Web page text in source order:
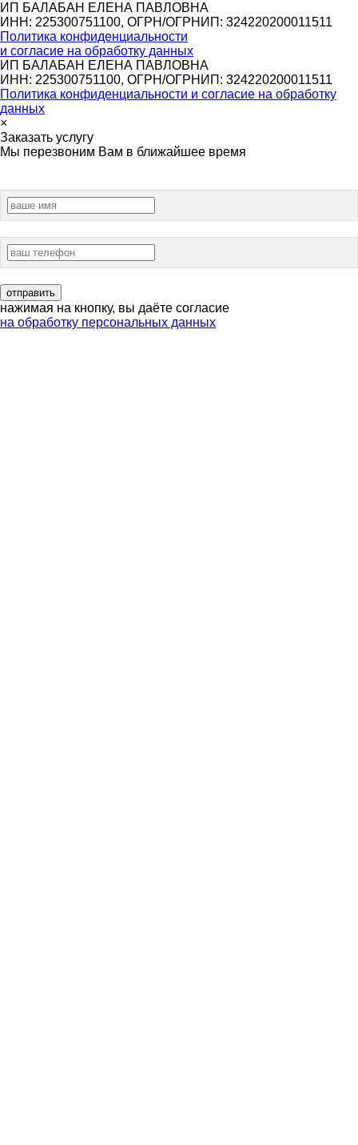
ИП БАЛАБАН ЕЛЕНА ПАВЛОВНА
ИНН: 225300751100, ОГРН/ОГРНИП: 324220200011511
Политика конфиденциальности
и согласие на обработку данных
ИП БАЛАБАН ЕЛЕНА ПАВЛОВНА
ИНН: 225300751100, ОГРН/ОГРНИП: 324220200011511
Политика конфиденциальности и согласие на обработку
данных
×
Заказать услугу
Мы перезвоним Вам в ближайшее время
нажимая на кнопку, вы даёте согласие
на обработку персональных данных